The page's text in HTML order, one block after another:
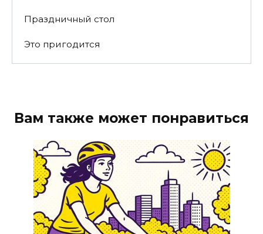
Праздничный стол
Это пригодится
Вам также может понравиться